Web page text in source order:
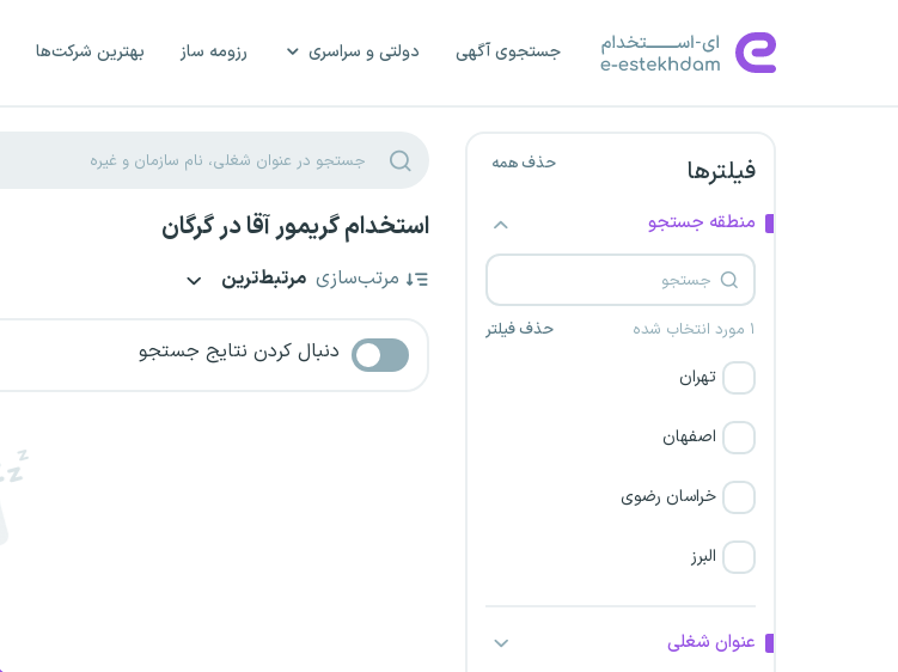
جستجوی آگهی دولتی و سراسری رزومه ساز بهترین شرکت‌ها
فیلترها حذف همه
منطقه جستجو
۱ مورد انتخاب شده حذف فیلتر
تهران
اصفهان
خراسان رضوی
البرز
عنوان شغلی
استخدام گریمور آقا در گرگان
مرتب‌سازی مرتبط‌ترین
دنبال کردن نتایج جستجو